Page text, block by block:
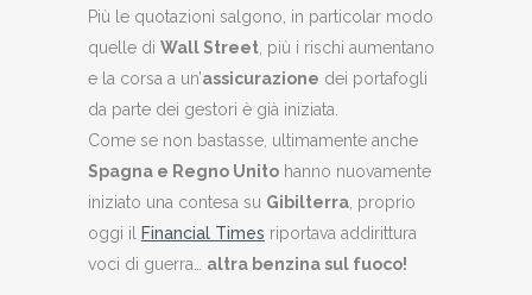
Più le quotazioni salgono, in particolar modo
quelle di Wall Street , più i rischi aumentano
e la corsa a un’assicurazione dei portafogli
da parte dei gestori è già iniziata.
Come se non bastasse, ultimamente anche
Spagna e Regno Unito hanno nuovamente
iniziato una contesa su Gibilterra , proprio
oggi il
Financial Times riportava addirittura
voci di guerra… altra benzina sul fuoco!